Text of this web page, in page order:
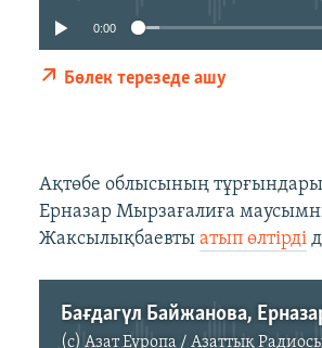
0:00
Бөлек терезеде ашу
Ақтөбе облысының
Ерназар Мырзағалиға
Жаксылықбаевтыатып өлтірді
Бағдагүл Байжанова,
(c)Азат Еуропа / Азаттық